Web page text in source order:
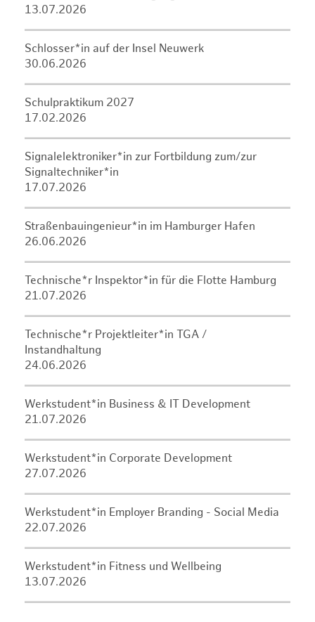
13.07.2026
Schlosser*in auf der Insel Neuwerk
30.06.2026
Schulpraktikum 2027
17.02.2026
Signalelektroniker*in zur Fortbildung zum/zur
Signaltechniker*in
17.07.2026
Straßenbauingenieur*in im Hamburger Hafen
26.06.2026
Technische*r Inspektor*in für die Flotte Hamburg
21.07.2026
Technische*r Projektleiter*in TGA /
Instandhaltung
24.06.2026
Werkstudent*in Business & IT Development
21.07.2026
Werkstudent*in Corporate Development
27.07.2026
Werkstudent*in Employer Branding - Social Media
22.07.2026
Werkstudent*in Fitness und Wellbeing
13.07.2026